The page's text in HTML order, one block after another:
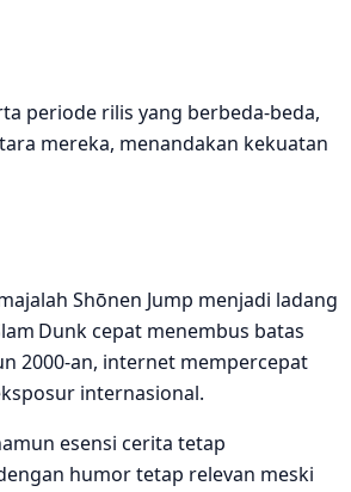
periode rilis yang berbeda‑beda,
mereka, menandakan kekuatan
Shōnen Jump menjadi ladang
Dunk cepat menembus batas
2000‑an, internet mempercepat
internasional.
esensi cerita tetap
humor tetap relevan meski